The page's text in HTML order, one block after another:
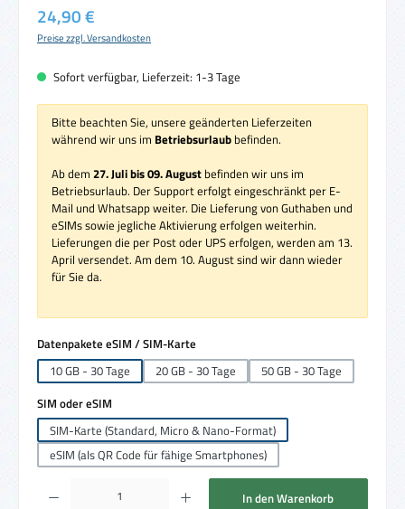
Regulärer Preis:
24,90 €
Preise zzgl. Versandkosten
Sofort verfügbar, Lieferzeit: 1-3 Tage
Bitte beachten Sie, unsere geänderten Lieferzeiten
während wir uns im Betriebsurlaub befinden.
Ab dem 27. Juli bis 09. August befinden wir uns im
Betriebsurlaub. Der Support erfolgt eingeschränkt per E-
Mail und Whatsapp weiter. Die Lieferung von Guthaben und
eSIMs sowie jegliche Aktivierung erfolgen weiterhin.
Lieferungen die per Post oder UPS erfolgen, werden am 13.
April versendet. Am dem 10. August sind wir dann wieder
für Sie da.
Datenpakete eSIM / SIM-Karte
10 GB - 30 Tage
20 GB - 30 Tage
50 GB - 30 Tage
SIM oder eSIM
SIM-Karte (Standard, Micro & Nano-Format)
eSIM (als QR Code für fähige Smartphones)
Produkt Anzahl: Gib den gewünschten Wert ein oder benutze die Schaltflächen um
In den Warenkorb